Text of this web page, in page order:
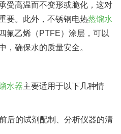
受高温而不变形或脆化，这对
要。此外，不锈钢电热蒸馏水
氟乙烯（PTFE）涂层，可以
，确保水的质量安全。
水器主要适用于以下几种情
后的试剂配制、分析仪器的清